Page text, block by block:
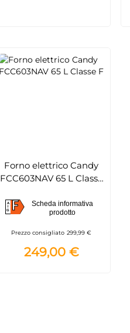
Forno elettrico Candy
FCC603NAV 65 L Classe
A
G F F
Scheda informativa
prodotto
Prezzo consigliato 299,99 €
249,00 €